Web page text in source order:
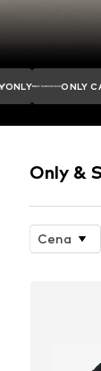
ONLY ONLY
Only &
Cena